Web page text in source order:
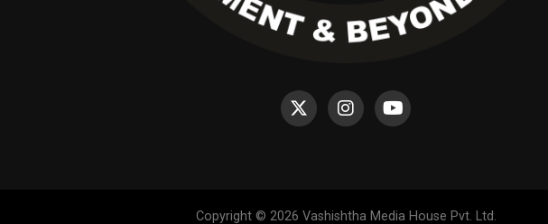
Copyright © 2026 Vashishtha Media House Pvt. Ltd.